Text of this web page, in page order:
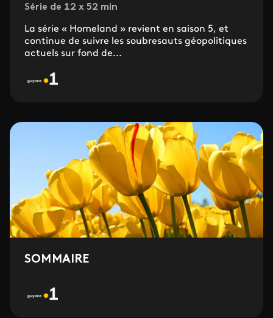
Série de 12 x 52 min
La série « Homeland » revient en saison 5, et
continue de suivre les soubresauts géopolitiques
actuels sur fond de...
SOMMAIRE